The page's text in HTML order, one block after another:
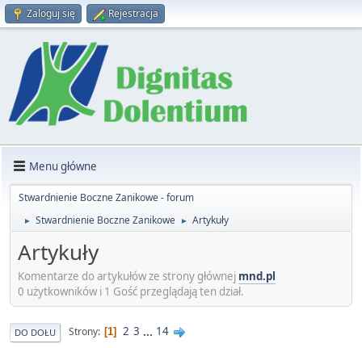
Zaloguj się Rejestracja
Menu główne
Stwardnienie Boczne Zanikowe - forum
► Stwardnienie Boczne Zanikowe ► Artykuły
Artykuły
Komentarze do artykułów ze strony głównej mnd.pl
0 użytkowników i 1 Gość przeglądają ten dział.
DO DOŁU Strony 1 2 3 ... 14